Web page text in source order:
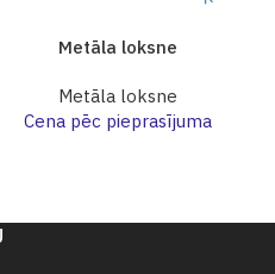
Metāla loksne
Metāla loksne
Cena pēc pieprasījuma